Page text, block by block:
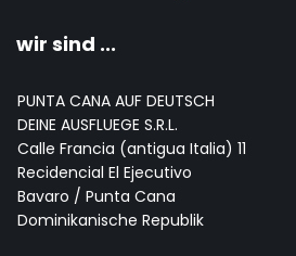
wir sind ...
PUNTA CANA AUF DEUTSCH
DEINE AUSFLUEGE S.R.L.
Calle Francia (antigua Italia) 11
Recidencial El Ejecutivo
Bavaro / Punta Cana
Dominikanische Republik